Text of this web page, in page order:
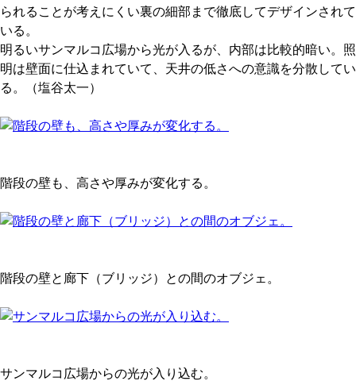
られることが考えにくい裏の細部まで徹底してデザインされて
いる。
明るいサンマルコ広場から光が入るが、内部は比較的暗い。照
明は壁面に仕込まれていて、天井の低さへの意識を分散してい
る。（塩谷太一）
階段の壁も、高さや厚みが変化する。
階段の壁と廊下（ブリッジ）との間のオブジェ。
サンマルコ広場からの光が入り込む。